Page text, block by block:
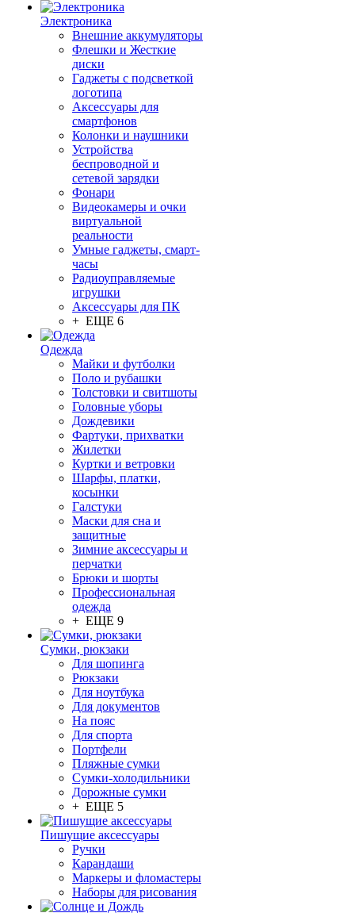
Электроника
Внешние аккумуляторы
Флешки и Жесткие
диски
Гаджеты с подсветкой
логотипа
Аксессуары для
смартфонов
Колонки и наушники
Устройства
беспроводной и
сетевой зарядки
Фонари
Видеокамеры и очки
виртуальной
реальности
Умные гаджеты, смарт-
часы
Радиоуправляемые
игрушки
Аксессуары для ПК
+ ЕЩЕ 6
Одежда
Майки и футболки
Поло и рубашки
Толстовки и свитшоты
Головные уборы
Дождевики
Фартуки, прихватки
Жилетки
Куртки и ветровки
Шарфы, платки,
косынки
Галстуки
Маски для сна и
защитные
Зимние аксессуары и
перчатки
Брюки и шорты
Профессиональная
одежда
+ ЕЩЕ 9
Сумки, рюкзаки
Для шопинга
Рюкзаки
Для ноутбука
Для документов
На пояс
Для спорта
Портфели
Пляжные сумки
Сумки-холодильники
Дорожные сумки
+ ЕЩЕ 5
Пишущие аксессуары
Ручки
Карандаши
Маркеры и фломастеры
Наборы для рисования